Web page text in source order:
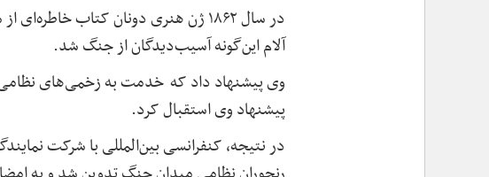
در سال ۱۸۶۲ ژن هنری‌ دونان کتاب
آلام این‌گونه آسیب‌دیدگان از جنگ شد.
وی پیشنهاد داد که خدمت به زخمی‌های
پیشنهاد وی استقبال کرد.